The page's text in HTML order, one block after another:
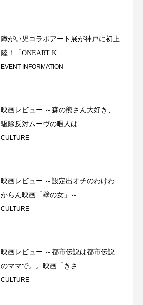
障がい児コラボアート展が神戸に初上
陸！「ONEART K...
EVENT INFORMATION
映画レビュー ～森の熊さん大好き、
駆除反対ムーヴの暇人は...
CULTURE
映画レビュー ～設定出オチのわけわ
からん映画「壁の女」～
CULTURE
映画レビュー ～都市伝説は都市伝説
のママで。。映画「きさ...
CULTURE